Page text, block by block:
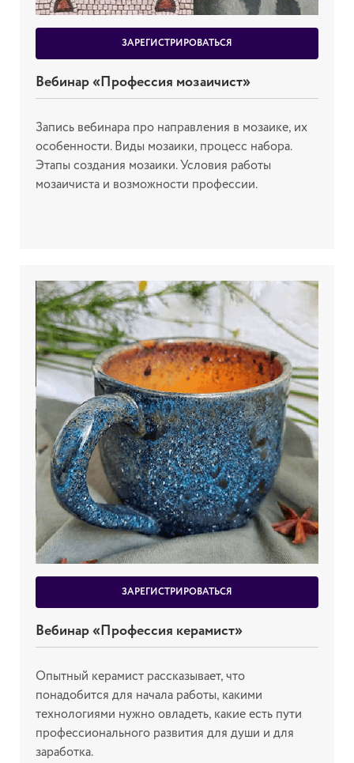
ЗАРЕГИСТРИРОВАТЬСЯ
Вебинар «Профессия мозаичист»
Запись вебинара про направления в мозаике, их
особенности. Виды мозаики, процесс набора.
Этапы создания мозаики. Условия работы
мозаичиста и возможности профессии.
ЗАРЕГИСТРИРОВАТЬСЯ
Вебинар «Профессия керамист»
Опытный керамист рассказывает, что
понадобится для начала работы, какими
технологиями нужно овладеть, какие есть пути
профессионального развития для души и для
заработка.